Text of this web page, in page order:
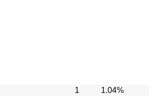
1 1.04%